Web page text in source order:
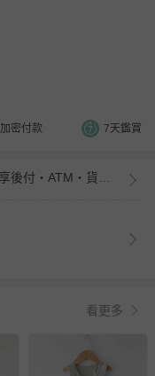
加密付款 7天鑑賞
看更多